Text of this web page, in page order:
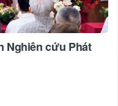
Nghiên cứu Phát